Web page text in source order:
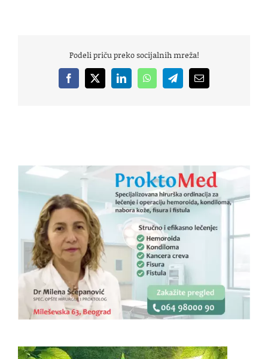
Podeli priču preko socijalnih mreža!
Facebook
X LinkedInWhatsAppTelegramEmail